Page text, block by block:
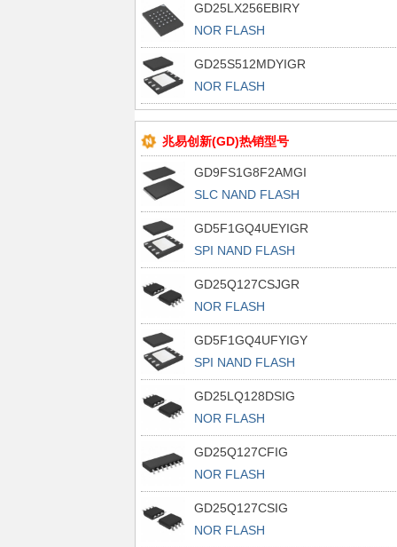
GD25LX256EBIRY
NOR FLASH
GD25S512MDYIGR
NOR FLASH
兆易创新(GD)热销型号
GD9FS1G8F2AMGI
SLC NAND FLASH
GD5F1GQ4UEYIGR
SPI NAND FLASH
GD25Q127CSJGR
NOR FLASH
GD5F1GQ4UFYIGY
SPI NAND FLASH
GD25LQ128DSIG
NOR FLASH
GD25Q127CFIG
NOR FLASH
GD25Q127CSIG
NOR FLASH